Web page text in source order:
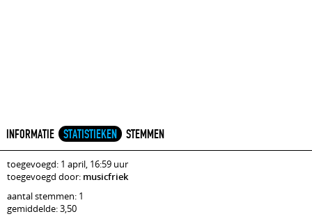
INFORMATIE STATISTIEKEN STEMMEN
toegevoegd: 1 april, 16:59 uur
toegevoegd door: musicfriek
aantal stemmen: 1
gemiddelde: 3,50